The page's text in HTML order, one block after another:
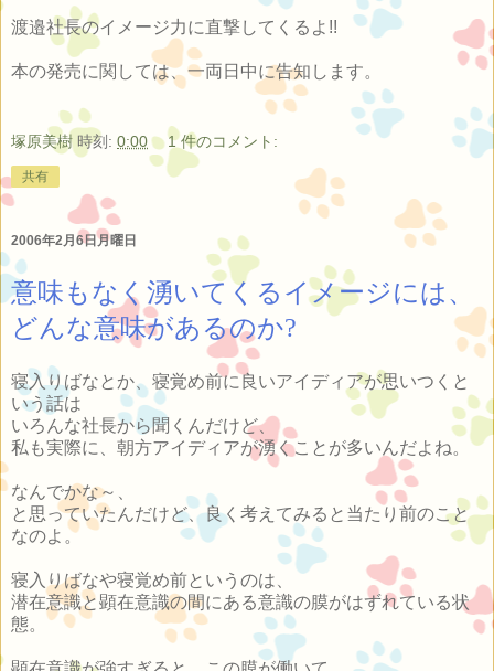
渡邉社長のイメージ力に直撃してくるよ!!
本の発売に関しては、一両日中に告知します。
塚原美樹 時刻: 0:00 1 件のコメント:
共有
2006年2月6日月曜日
意味もなく湧いてくるイメージには、
どんな意味があるのか?
寝入りばなとか、寝覚め前に良いアイディアが思いつくと
いう話は
いろんな社長から聞くんだけど、
私も実際に、朝方アイディアが湧くことが多いんだよね。
なんでかな～、
と思っていたんだけど、良く考えてみると当たり前のこと
なのよ。
寝入りばなや寝覚め前というのは、
潜在意識と顕在意識の間にある意識の膜がはずれている状
態。